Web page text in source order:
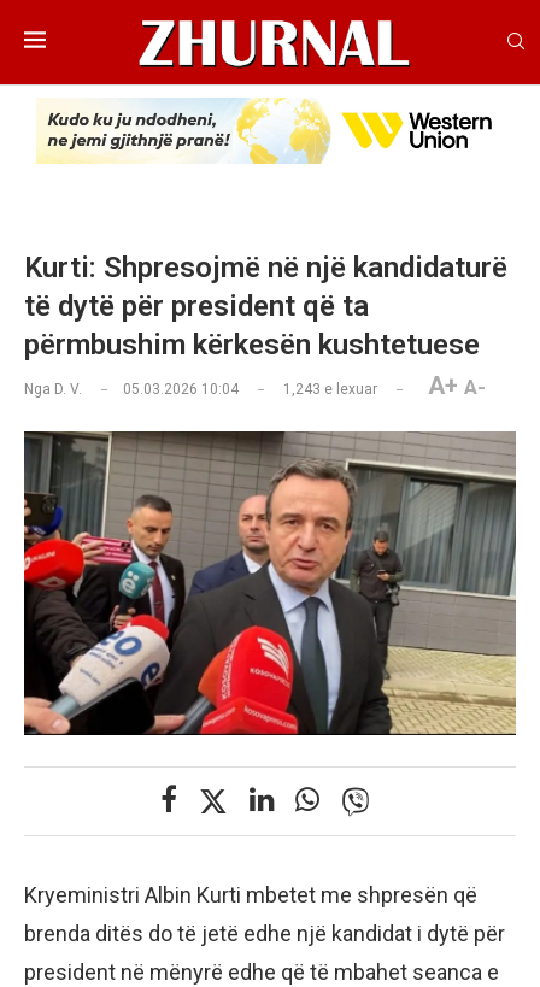
Kurti: Shpresojmë në një kandidaturë
të dytë për president që ta
përmbushim kërkesën kushtetuese
Nga D. V. 05.03.2026 10:04 1,243 e lexuar A+ A-
Kryeministri Albin Kurti mbetet me shpresën që
brenda ditës do të jetë edhe një kandidat i dytë për
president në mënyrë edhe që të mbahet seanca e